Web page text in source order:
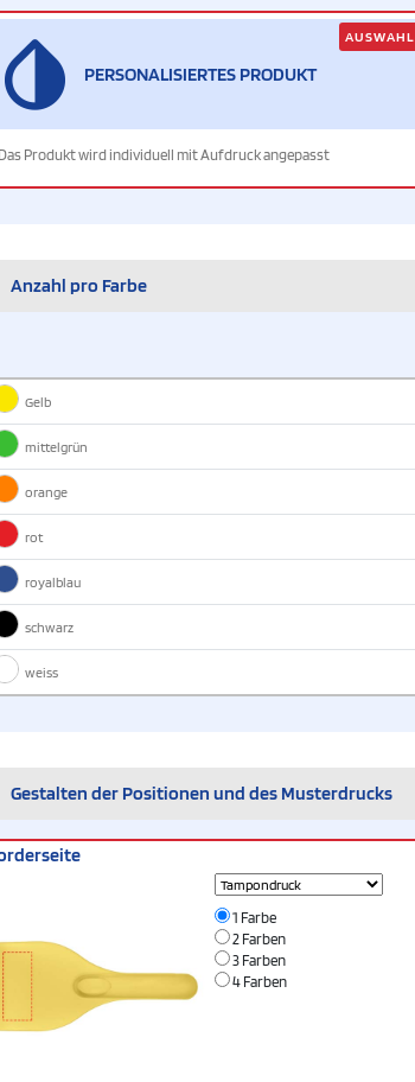
PERSONALISIERTES PRODUKT
Das Produkt wird individuell mit Aufdruck angepasst
AUSWAHL
Anzahl pro Farbe
Gelb
mittelgrün
orange
rot
royalblau
schwarz
weiss
Gestalten der Positionen und des Musterdrucks
1 Farbe
2 Farben
3 Farben
4 Farben